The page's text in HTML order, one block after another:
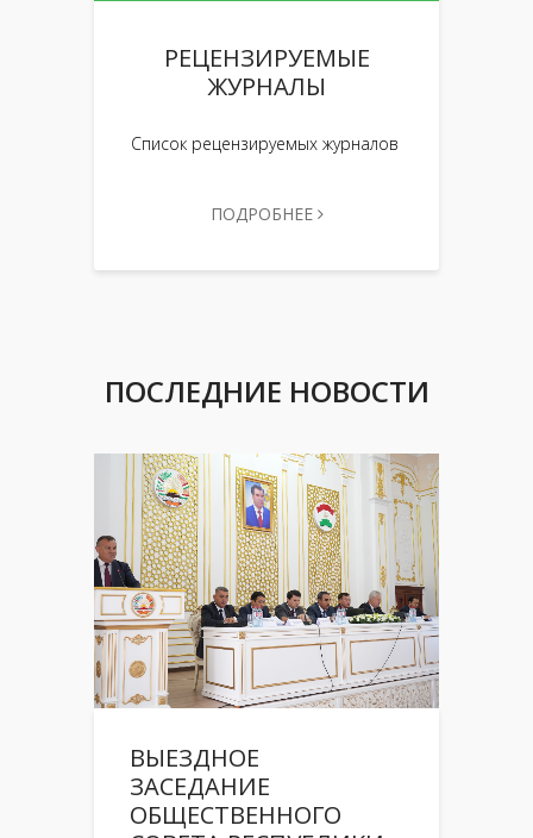
РЕЦЕНЗИРУЕМЫЕ
ЖУРНАЛЫ
Список рецензируемых журналов
ПОДРОБНЕЕ
ПОСЛЕДНИЕ НОВОСТИ
ВЫЕЗДНОЕ
ЗАСЕДАНИЕ
ОБЩЕСТВЕННОГО